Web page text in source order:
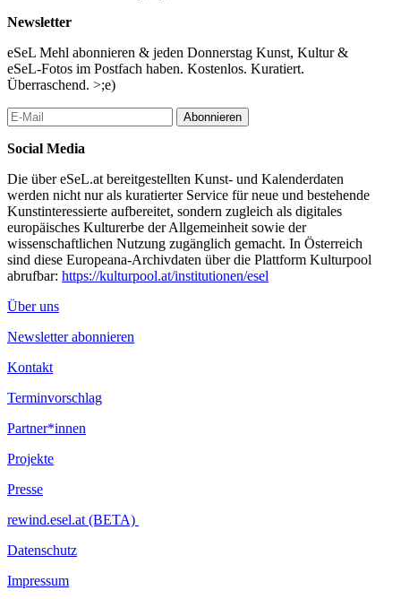
Newsletter
eSeL Mehl abonnieren & jeden Donnerstag Kunst, Kultur &
eSeL-Fotos im Postfach haben. Kostenlos. Kuratiert.
Überraschend. >;e)
Abonnieren
Social Media
Die über eSeL.at bereitgestellten Kunst- und Kalenderdaten
werden nicht nur als kuratierter Service für neue und bestehende
Kunstinteressierte aufbereitet, sondern zugleich als digitales
europäisches Kulturerbe der Allgemeinheit sowie der
wissenschaftlichen Nutzung zugänglich gemacht. In Österreich
sind diese Europeana-Archivdaten über die Plattform Kulturpool
abrufbar: https://kulturpool.at/institutionen/esel
Über uns
Newsletter abonnieren
Kontakt
Terminvorschlag
Partner*innen
Projekte
Presse
rewind.esel.at (BETA)
Datenschutz
Impressum